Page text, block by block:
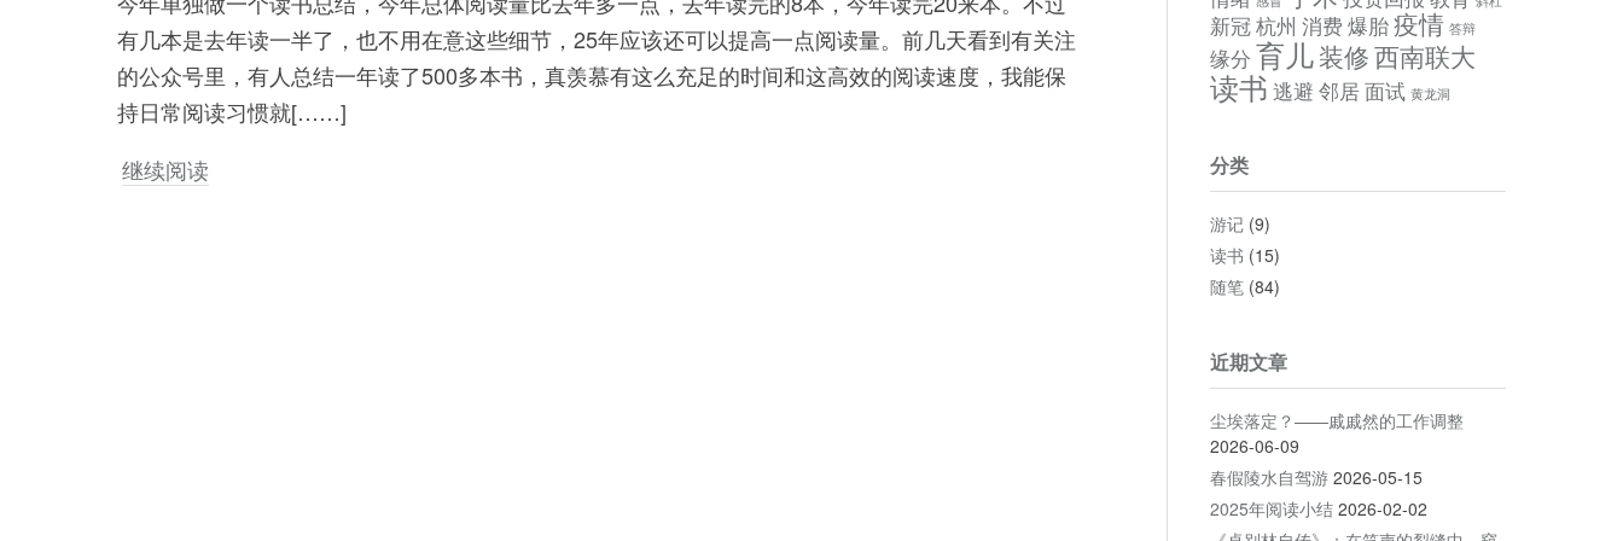
有几本是去年读一半了，也不用在意这些细节，25年应该还可以提高一点阅读量。前几天看到有关注
的公众号里，有人总结一年读了500多本书，真羡慕有这么充足的时间和这高效的阅读速度，我能保
持日常阅读习惯就[……]
继续阅读
新冠杭州 消费 爆胎疫情 答辩
缘分 育儿装修西南联大
读书 逃避 邻居面试 黄龙洞
分类
游记 (9)
读书 (15)
随笔 (84)
近期文章
尘埃落定？——戚戚然的工作调整
2026-06-09
春假陵水自驾游 2026-05-15
2025年阅读小结 2026-02-02